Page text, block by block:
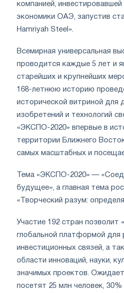
компанией,
экономики ОАЭ, запустив
Hamriyah Steel».
Всемирная универсальная
проводится каждые 5 лет и
старейших и крупнейших
168-летнюю историю
исторической витриной для
изобретений и технологий
«ЭКСПО-2020» впервые в
территории Ближнего
самых масштабных и
Тема «ЭКСПО-2020» —
будущее», а главная тема
«Творческий разум:
Участие 192 стран
глобальной платформой для
инвестиционных связей, а
области инноваций, науки,
значимых проектов.
посетят 25 млн человек,